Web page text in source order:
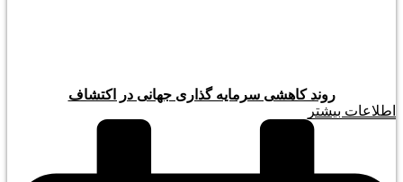
روند کاهشی سرمایه گذاری جهانی در اکتشاف
اطلاعات بیشتر